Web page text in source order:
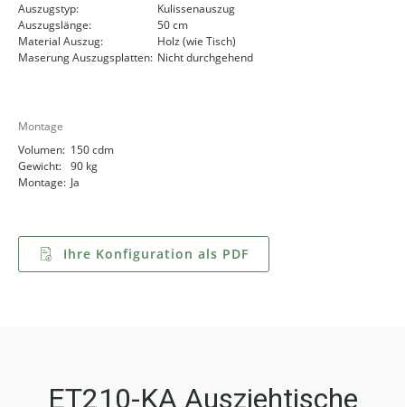
Auszugstyp:
Kulissenauszug
Auszugslänge:
50 cm
Material Auszug:
Holz (wie Tisch)
Maserung Auszugsplatten: Nicht durchgehend
Montage
Volumen: 150 cdm
Gewicht: 90 kg
Montage: Ja
Ihre Konfiguration als PDF
ET210-KA Ausziehtische